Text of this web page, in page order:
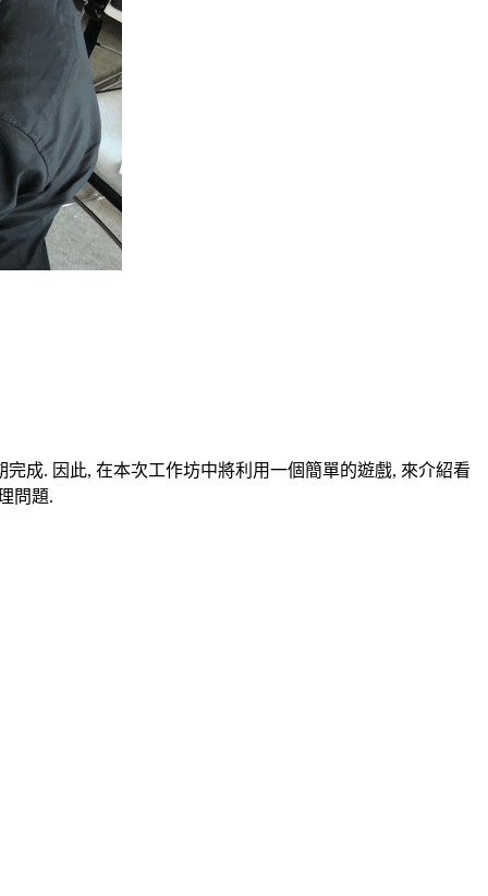
成. 因此, 在本次工作坊中將利用一個簡單的遊戲, 來介紹看
問題.